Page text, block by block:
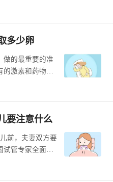
还要做美国的
多少卵
做的最重要的准
的激素和药物。
的不适，如痉
要注意什么
前，夫妻双方要
试管专家全面了
诊疗，并且为